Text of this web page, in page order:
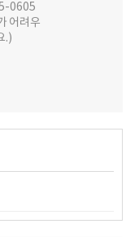
0605
어려우
.)